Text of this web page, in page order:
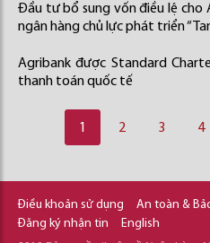
Đầu tư bổ sung vốn điều lệ cho
ngân hàng chủ lực phát triển
Agribank được Standard
thanh toán quốc tế
1 2 3 4
Điều khoản sử dụng An toàn &
Đăng ký nhận tin
English